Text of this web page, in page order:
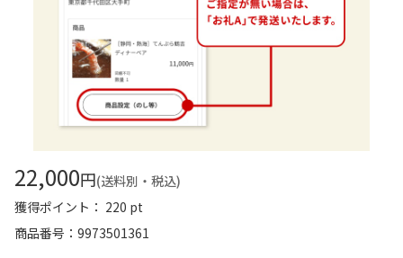
22,000円(送料別・税込)
獲得ポイント： 220 pt
商品番号
9973501361